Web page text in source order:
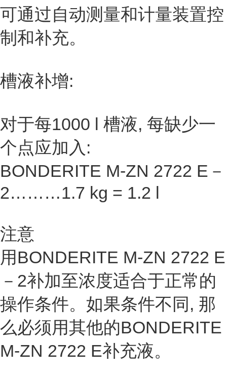
可通过自动测量和计量装置控
制和补充。
槽液补增:
对于每1000 l 槽液, 每缺少一
个点应加入:
BONDERITE M-ZN 2722 E－
2………1.7 kg = 1.2 l
注意
用BONDERITE M-ZN 2722 E
－2补加至浓度适合于正常的
操作条件。如果条件不同, 那
么必须用其他的BONDERITE
M-ZN 2722 E补充液。